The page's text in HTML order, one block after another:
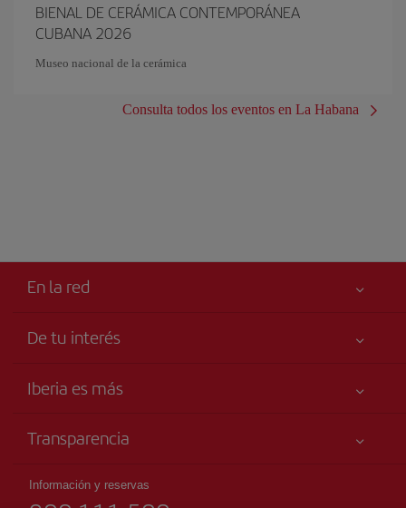
BIENAL DE CERÁMICA CONTEMPORÁNEA
CUBANA 2026
Museo nacional de la cerámica
Consulta todos los eventos en La Habana
En la red
De tu interés
Tu seguridad es lo primero
Publicidad
Iberia es más
Talento a bordo
Grupo Iberia
Web para agencias
Transparencia
Información y reservas